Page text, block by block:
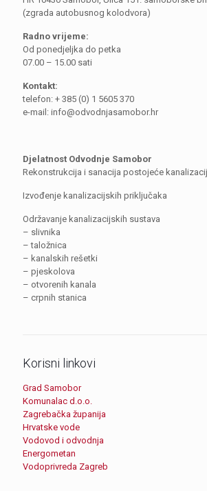
(zgrada autobusnog kolodvora)
Radno vrijeme:
Od ponedjeljka do petka
07.00 – 15.00 sati
Kontakt:
telefon: + 385 (0) 1 5605 370
e-mail: info@odvodnjasamobor.hr
Djelatnost Odvodnje Samobor
Rekonstrukcija i sanacija postojeće
Izvođenje kanalizacijskih priključaka
Održavanje kanalizacijskih sustava
– slivnika
– taložnica
– kanalskih rešetki
– pjeskolova
– otvorenih kanala
– crpnih stanica
Korisni linkovi
Grad Samobor
Komunalac d.o.o.
Zagrebačka županija
Hrvatske vode
Vodovod i odvodnja
Energometan
Vodoprivreda Zagreb